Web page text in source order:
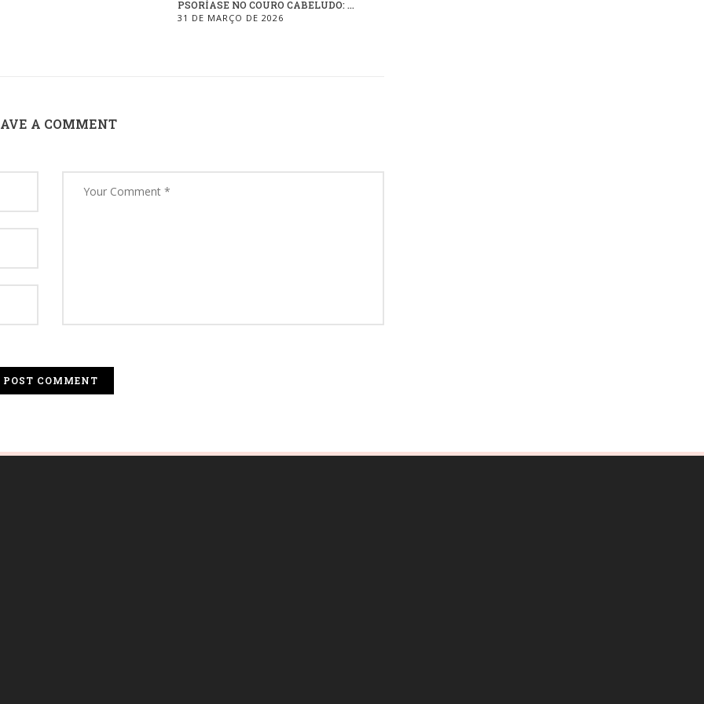
PSORÍASE NO COURO CABELUDO: ...
31 DE MARÇO DE 2026
A COMMENT